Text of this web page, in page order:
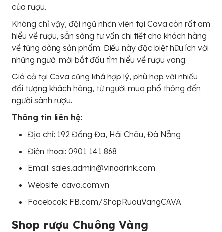
của rượu.
Không chỉ vậy, đội ngũ nhân viên tại Cava còn rất am
hiểu về rượu, sẵn sàng tư vấn chi tiết cho khách hàng
về từng dòng sản phẩm. Điều này đặc biệt hữu ích với
những người mới bắt đầu tìm hiểu về rượu vang.
Giá cả tại Cava cũng khá hợp lý, phù hợp với nhiều
đối tượng khách hàng, từ người mua phổ thông đến
người sành rượu.
Thông tin liên hệ:
Địa chỉ: 192 Đống Đa, Hải Châu, Đà Nẵng
Điện thoại: 0901 141 868
Email: sales.admin@vinadrink.com
Website: cava.com.vn
Facebook: FB.com/ShopRuouVangCAVA
Shop rượu Chuông Vàng